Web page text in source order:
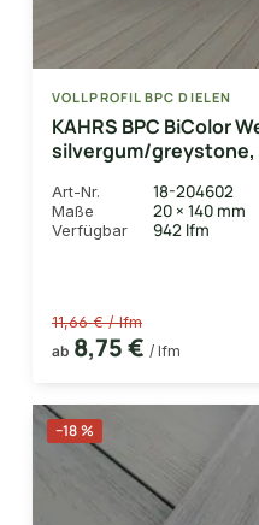
VOLLPROFIL BPC DIELEN
KAHRS BPC BiColor
silvergum/
Art-Nr. 18-204602
Maße 20 × 140 mm
Verfügbar 942 lfm
11,66 € / lfm
ab 8,75 € / lfm
−18 %